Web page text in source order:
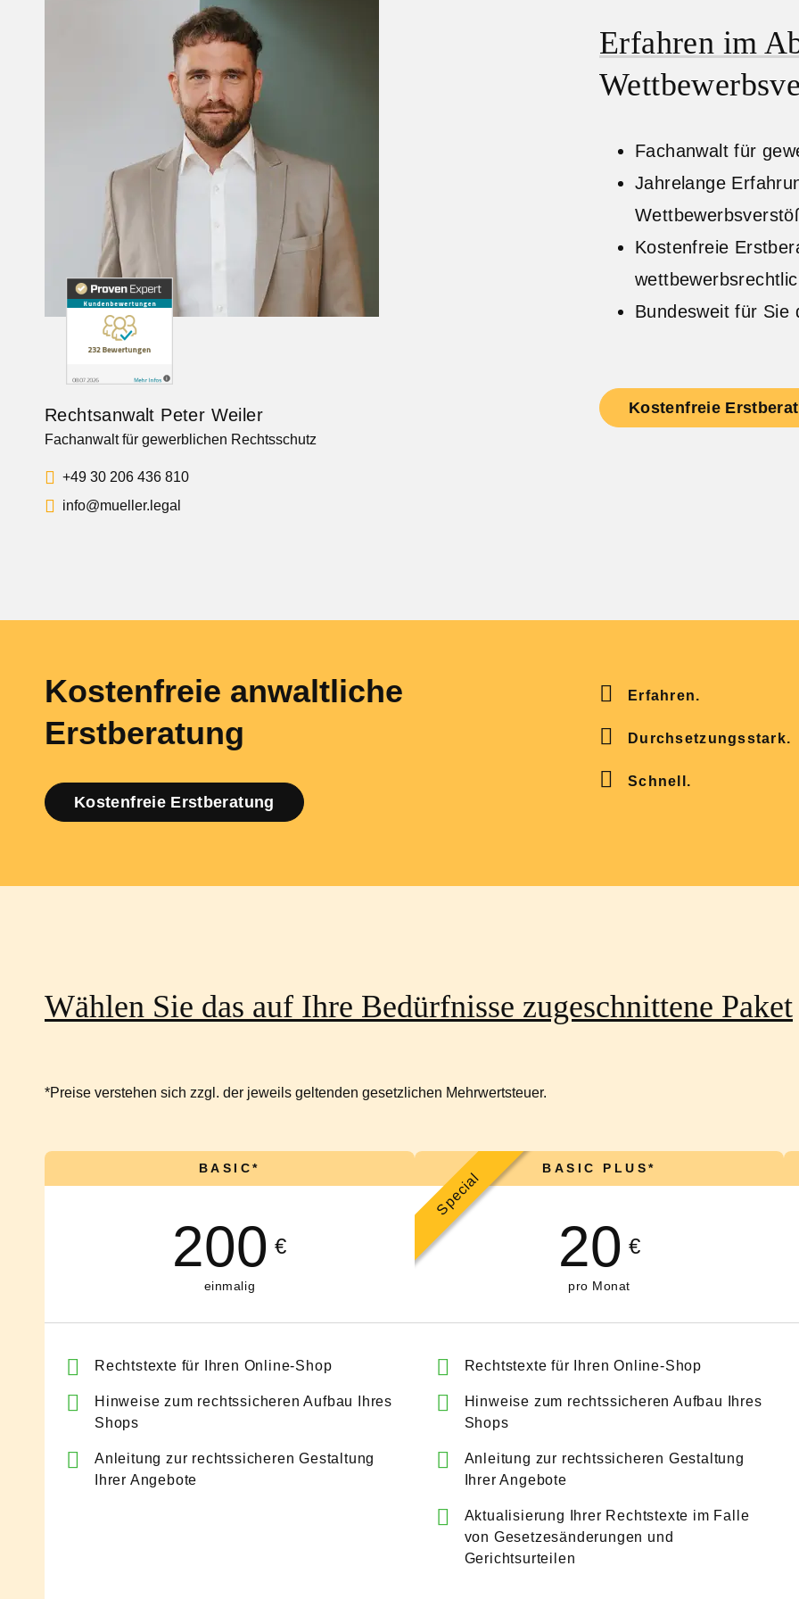
Rechtsanwalt Peter Weiler
Fachanwalt für gewerblichen Rechtsschutz
+49 30 206 436 810
info@mueller.legal
Erfahren im
Fachanwalt für
Jahrelange
Kostenfreie
Bundesweit für Sie
Kostenfreie
Kostenfreie anwaltliche
Erstberatung
Kostenfreie Erstberatung
Erfahren.
Durchsetzungsstark.
Schnell.
Wählen Sie das auf Ihre Bedürfnisse zugeschnittene Paket
*Preise verstehen sich zzgl. der jeweils geltenden gesetzlichen Mehrwertsteuer.
BASIC*
200 €
einmalig
Rechtstexte für Ihren Online-Shop
Hinweise zum rechtssicheren Aufbau Ihres
Shops
Anleitung zur rechtssicheren Gestaltung
Ihrer Angebote
Special
BASIC PLUS*
20 €
pro Monat
Rechtstexte für Ihren Online-Shop
Hinweise zum rechtssicheren Aufbau Ihres
Shops
Anleitung zur rechtssicheren Gestaltung
Ihrer Angebote
Aktualisierung Ihrer Rechtstexte im Falle
von Gesetzesänderungen und
Gerichtsurteilen